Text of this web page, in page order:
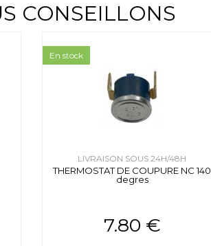
CONSEILLONS
LIVRAISON SOUS 24H/48H
THERMOSTAT DE COUPURE NC 140
degres
7.80 €
En stock